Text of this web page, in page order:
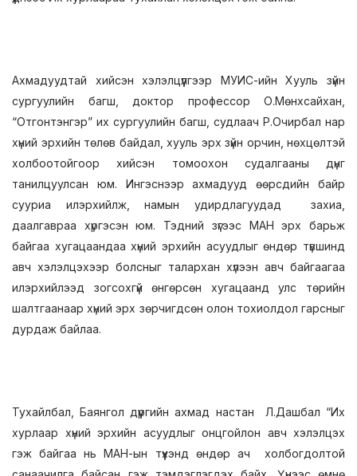
Ахмадуудтай хийсэн хэлэлцүүлгээр МУИС-ийн Хууль зүйн
сургуулийн багш, доктор профессор О.Мөнхсайхан,
“Отгонтэнгэр” их сургуулийн багш, судлаач Р.Очирбал нар
хүний эрхийн төлөв байдал, хууль эрх зүйн орчин, нөхцөлтэй
холбоотойгоор хийсэн томоохон судалгааны дүнг
танилцуулсан юм. Ингэснээр ахмадууд өөрсдийн байр
сууриа илэрхийлж, намын удирдлагуудад захиа,
даалгавраа хүргэсэн юм. Тэдний зүгээс МАН эрх барьж
байгаа хугацаандаа хүний эрхийн асуудлыг өндөр түвшинд
авч хэлэлцэхээр болсныг талархан хүлээн авч байгаагаа
илэрхийлээд зогсохгүй өнгөрсөн хугацаанд улс төрийн
шалтгаанаар хүний эрх зөрчигдсөн олон тохиолдол гарсныг
дурдаж байлаа.
Тухайлбал, Баянгол дүүргийн ахмад настан Л.Дашбал “Их
хурлаар хүний эрхийн асуудлыг онцгойлон авч хэлэлцэх
гэж байгаа нь МАН-ын түүхэнд өндөр ач холбогдолтой